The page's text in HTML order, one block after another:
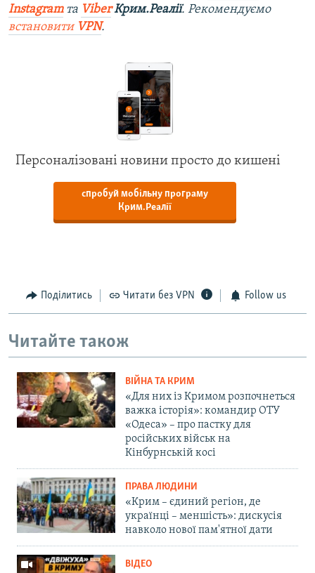
Instagramта ViberКрим.Реалії. Рекомендуємо
встановити VPN.
Персоналізовані новини просто до кишені
спробуй мобільну програму
Крим.Реалії
Поділитись Читати без VPN Follow us
Читайте також
ВІЙНА ТА КРИМ
«Для них із Кримом розпочнеться
важка історія»: командир ОТУ
«Одеса» – про пастку для
російських військ на
Кінбурнській косі
ПРАВА ЛЮДИНИ
«Крим – єдиний регіон, де
українці – меншість»: дискусія
навколо нової пам'ятної дати
ВІДЕО